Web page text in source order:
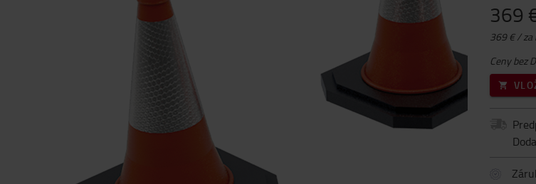
369
369 € / za
Ceny bez